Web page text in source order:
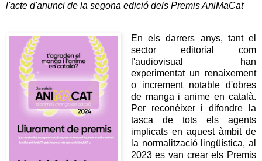
l'acte d'anunci de la segona edició dels Premis AniMaCat
En els darrers anys, tant el
sector editorial com
l'audiovisual han
experimentat un renaixement
o increment notable d'obres
de manga i anime en català.
Per reconèixer i difondre la
tasca de tots els agents
implicats en aquest àmbit de
la normalització lingüística, al
2023 es van crear els Premis